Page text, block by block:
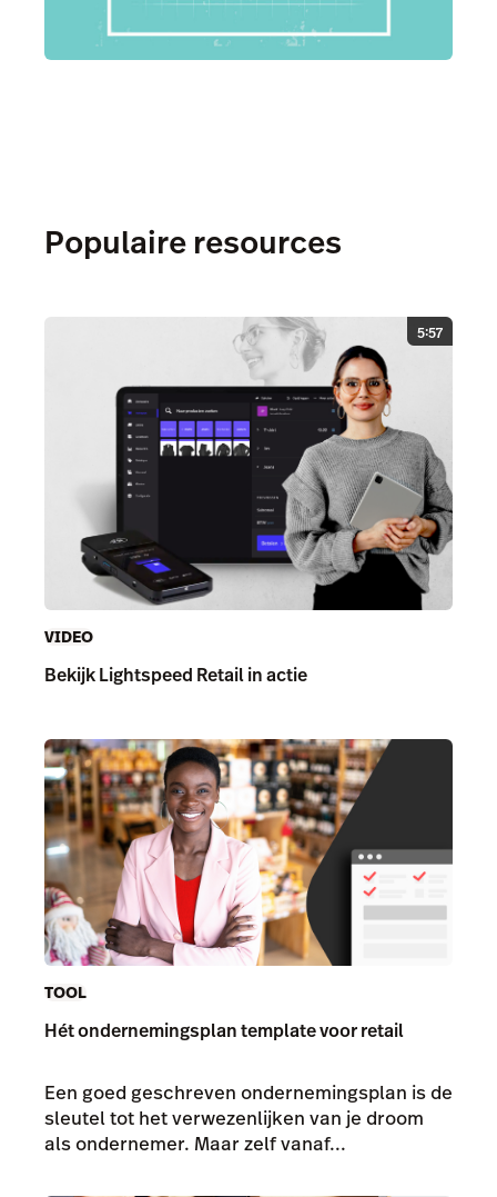
Populaire resources
5:57
VIDEO
Bekijk Lightspeed Retail in actie
TOOL
Hét ondernemingsplan template voor retail
Een goed geschreven ondernemingsplan is de
sleutel tot het verwezenlijken van je droom
als ondernemer. Maar zelf vanaf...